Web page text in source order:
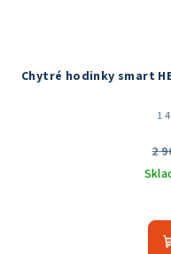
Chytré hodinky smart
1
2